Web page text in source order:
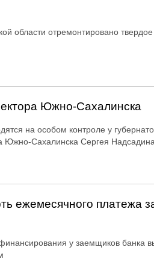
области отремонтировано
Южно-Сахалинска
на особом контроле у
Южно-Сахалинска Сергея Надсадина
ежемесячного платежа
у заемщиков банка